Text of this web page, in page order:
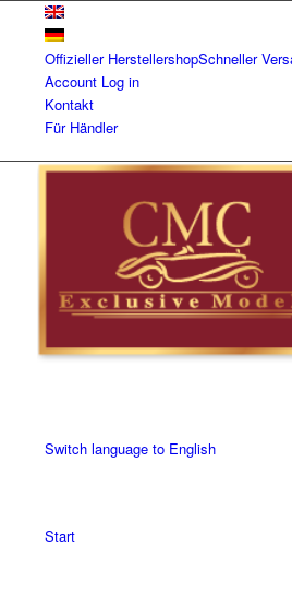
Offizieller HerstellershopSchneller
Account Log in
Kontakt
Für Händler
Switch language to English
Start